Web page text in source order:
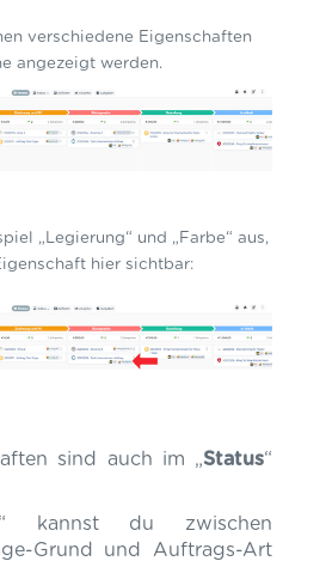
verschiedene Eigenschaften
angezeigt werden.
„Legierung“ und „Farbe“ aus,
hier sichtbar:
sind auch im „Status“
kannst du zwischen
Grund und Auftrags-Art